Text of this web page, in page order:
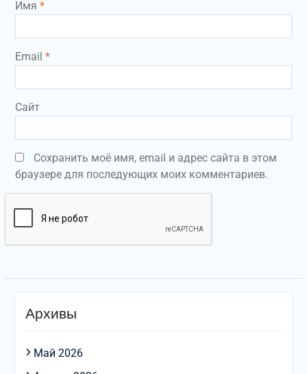
Имя *
Email *
Сайт
Сохранить моё имя, email и адрес сайта в этом
браузере для последующих моих комментариев.
Архивы
Май 2026